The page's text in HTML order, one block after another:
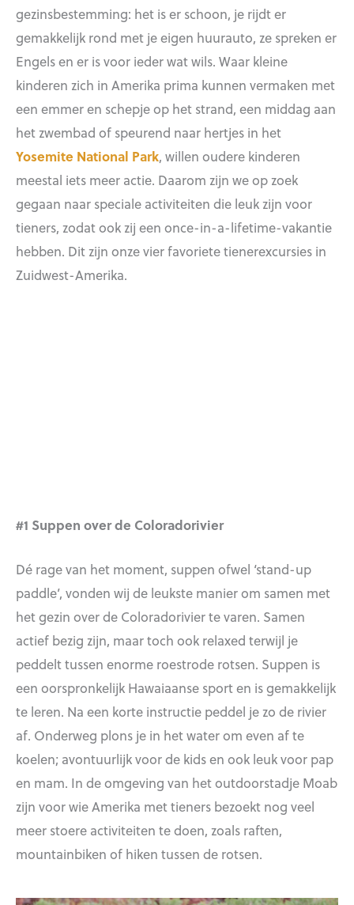
gezinsbestemming: het is er schoon, je rijdt er
gemakkelijk rond met je eigen huurauto, ze spreken er
Engels en er is voor ieder wat wils. Waar kleine
kinderen zich in Amerika prima kunnen vermaken met
een emmer en schepje op het strand, een middag aan
het zwembad of speurend naar hertjes in het
Yosemite National Park, willen oudere kinderen
meestal iets meer actie. Daarom zijn we op zoek
gegaan naar speciale activiteiten die leuk zijn voor
tieners, zodat ook zij een once-in-a-lifetime-vakantie
hebben. Dit zijn onze vier favoriete tienerexcursies in
Zuidwest-Amerika.
#1 Suppen over de Coloradorivier
Dé rage van het moment, suppen ofwel ‘stand-up
paddle’, vonden wij de leukste manier om samen met
het gezin over de Coloradorivier te varen. Samen
actief bezig zijn, maar toch ook relaxed terwijl je
peddelt tussen enorme roestrode rotsen. Suppen is
een oorspronkelijk Hawaiaanse sport en is gemakkelijk
te leren. Na een korte instructie peddel je zo de rivier
af. Onderweg plons je in het water om even af te
koelen; avontuurlijk voor de kids en ook leuk voor pap
en mam. In de omgeving van het outdoorstadje Moab
zijn voor wie Amerika met tieners bezoekt nog veel
meer stoere activiteiten te doen, zoals raften,
mountainbiken of hiken tussen de rotsen.